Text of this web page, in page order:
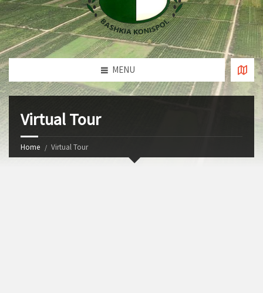
MENU
Virtual Tour
Home Virtual Tour